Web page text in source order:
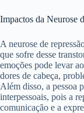
Impactos da Neurose
A neurose de
que sofre desse
emoções pode levar
dores de cabeça,
Além disso, a pessoa
interpessoais, pois a
comunicação e a